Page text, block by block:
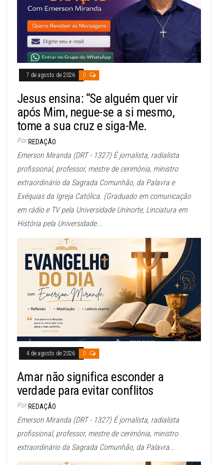
7 de agosto de 2026 0
Jesus ensina: “Se alguém quer vir
após Mim, negue-se a si mesmo,
tome a sua cruz e siga-Me.
Por REDAÇÃO
Emerson Miranda (DRT - 1327) É jornalista, radialista
profissional, professor, mestre de cerimônia, ministro
extraordinário da Sagrada Comunhão, da Palavra e
Exéquias da Igreja Católica. (Graduado em comunicação
em rádio e TV pela Universidade Uninorte, Linciatura em
História pela Universidade...
4 de agosto de 2026 0
Amar não significa esconder a
verdade para evitar conflitos
Por REDAÇÃO
Emerson Miranda (DRT - 1327) É jornalista, radialista
profissional, professor, mestre de cerimônia, ministro
extraordinário da Sagrada Comunhão, da Palavra...